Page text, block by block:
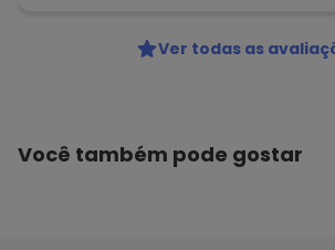
Ver todas as
Você também pode gostar